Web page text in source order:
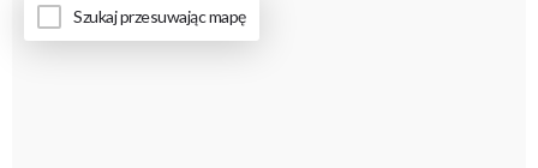
Szukaj przesuwając mapę